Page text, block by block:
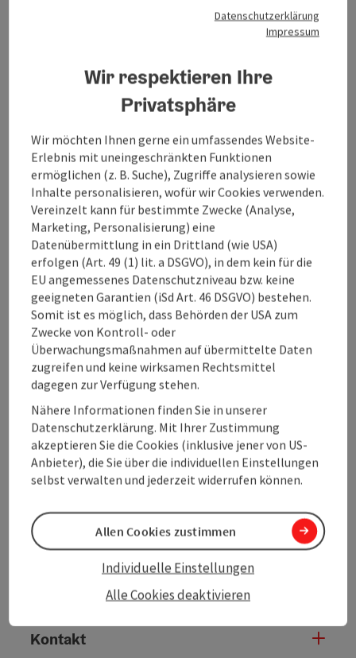
Leichte Rennradtour mit viel
Gestartet wird beimAgathawirt Landhotelin
Goisern am Hallstättersee. Entlang der Bundesstraße
B 145 geht es leicht bergab nach Bad Ischl. Parallel zur
du ein kurzes Stück auf der Bundesstraße B 158 nach
Pfandl entlangfährst.
Dort biege an der Ampel rechts ab auf die "Alte
Wolfgangseestraße" L 546. Durch Wirling und Radau
folge der Straße nach Strobl bevor du entlang der B
158 wieder zu unserem Ausgangspunkt nach Bad
Goisern radeln.
Erlebe ...
Beschreibung vollständig anzeigen
Tour und Routeninformationen
Anreise/Lage
Eignung
Barrierefreiheit
Kontakt
Datenschutzerklärung
Impressum
Wir respektieren Ihre
Privatsphäre
Wir möchten Ihnen gerne ein umfassendes Website-
Erlebnis mit uneingeschränkten Funktionen
ermöglichen (z. B. Suche), Zugriffe analysieren sowie
Inhalte personalisieren, wofür wir Cookies verwenden.
Vereinzelt kann für bestimmte Zwecke (Analyse,
Marketing, Personalisierung) eine
Datenübermittlung in ein Drittland (wie USA)
erfolgen (Art. 49 (1) lit. a DSGVO), in dem kein für die
EU angemessenes Datenschutzniveau bzw. keine
geeigneten Garantien (iSd Art. 46 DSGVO) bestehen.
Somit ist es möglich, dass Behörden der USA zum
Zwecke von Kontroll- oder
Überwachungsmaßnahmen auf übermittelte Daten
zugreifen und keine wirksamen Rechtsmittel
dagegen zur Verfügung stehen.
Nähere Informationen finden Sie in unserer
Datenschutzerklärung. Mit Ihrer Zustimmung
akzeptieren Sie die Cookies (inklusive jener von US-
Anbieter), die Sie über die individuellen Einstellungen
selbst verwalten und jederzeit widerrufen können.
Alle Cookies deaktivieren
Individuelle Einstellungen
Allen Cookies zustimmen